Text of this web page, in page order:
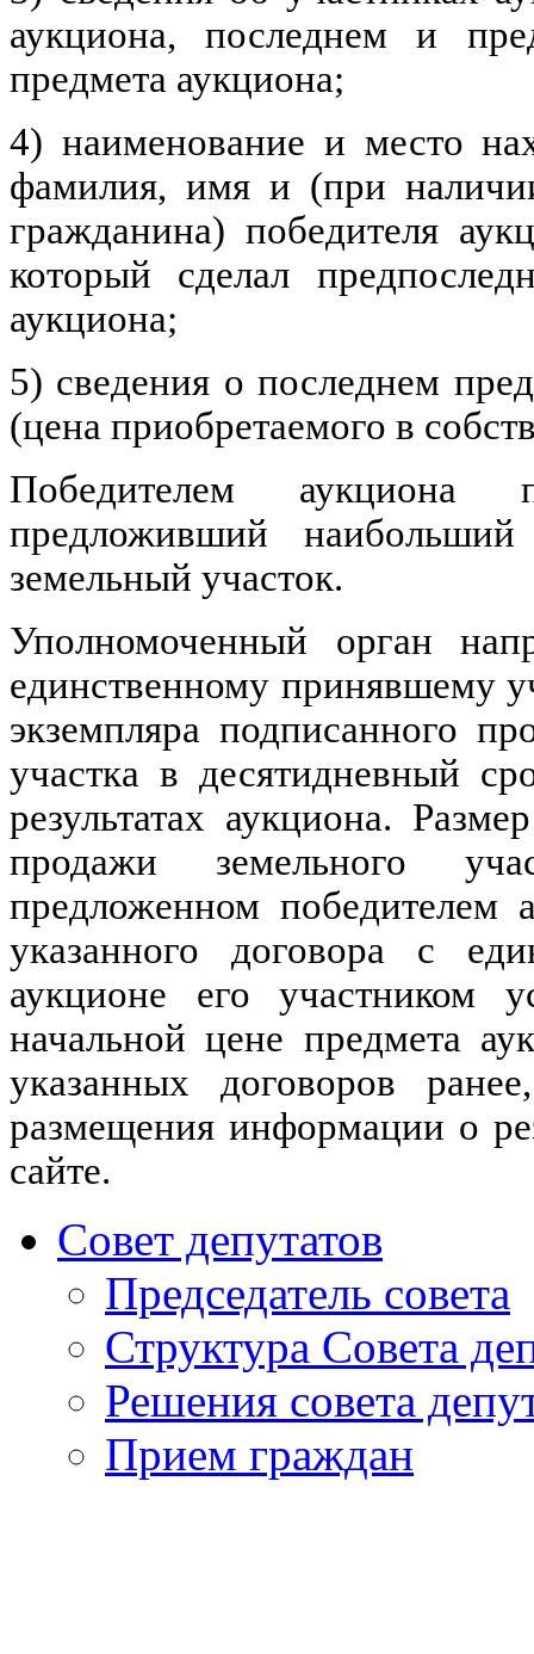
аукциона, последнем и
предмета аукциона;
4) наименование и место
фамилия, имя и (при
гражданина) победителя
который сделал
аукциона;
5) сведения о последнем
(цена приобретаемого в
Победителем аукциона
предложивший
земельный участок.
Уполномоченный орган
единственному принявшему
экземпляра подписанного
участка в десятидневный
результатах аукциона.
продажи земельного
предложенном победителем
указанного договора с
аукционе его участником
начальной цене предмета
указанных договоров
размещения информации о
сайте.
Совет депутатов
Председатель совета
Структура Совета
Решения совета
Прием граждан